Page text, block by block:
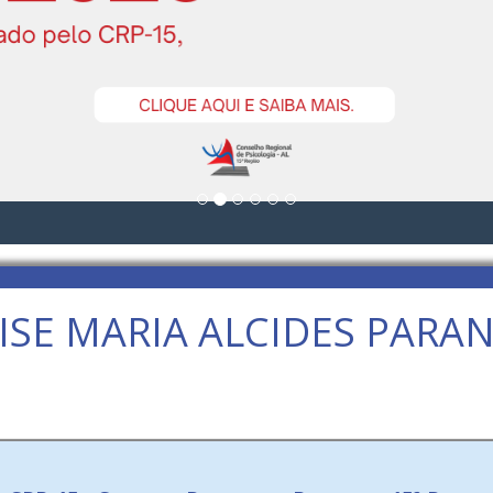
MARIA ALCIDES